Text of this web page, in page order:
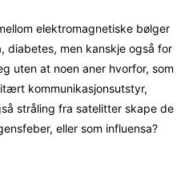
elektromagnetiske bølger
diabetes, men kanskje også for
uten at noen aner hvorfor, som
kommunikasjonsutstyr,
stråling fra satelitter skape de
eller som influensa?